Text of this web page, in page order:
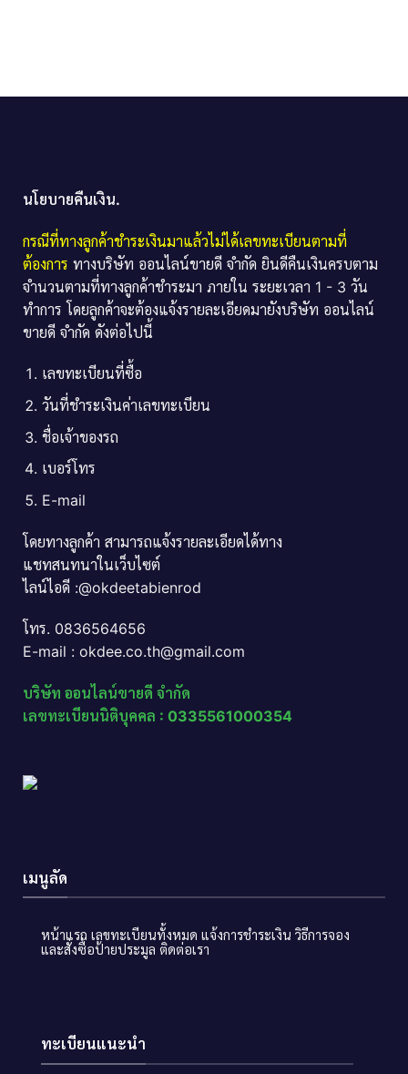
นโยบายคืนเงิน.
กรณีที่ทางลูกค้าชำระเงินมาแล้วไม่ได้เลขทะเบียนตามที่
ต้องการ ทางบริษัท ออนไลน์ขายดี จำกัด ยินดีคืนเงินครบตาม
จำนวนตามที่ทางลูกค้าชำระมา ภายใน ระยะเวลา 1 - 3 วัน
ทำการ โดยลูกค้าจะต้องแจ้งรายละเอียดมายังบริษัท ออนไลน์
ขายดี จำกัด ดังต่อไปนี้
เลขทะเบียนที่ซื้อ
วันที่ชำระเงินค่าเลขทะเบียน
ชื่อเจ้าของรถ
เบอร์โทร
E-mail
โดยทางลูกค้า สามารถแจ้งรายละเอียดได้ทาง
แชทสนทนาในเว็บไซต์
ไลน์ไอดี :@okdeetabienrod
โทร. 0836564656
E-mail : okdee.co.th@gmail.com
บริษัท ออนไลน์ขายดี จำกัด
เลขทะเบียนนิติบุคคล : 0335561000354
เมนูลัด
หน้าแรก เลขทะเบียนทั้งหมด แจ้งการชำระเงิน วิธีการจอง
และสั่งซื้อป้ายประมูล ติดต่อเรา
ทะเบียนแนะนำ